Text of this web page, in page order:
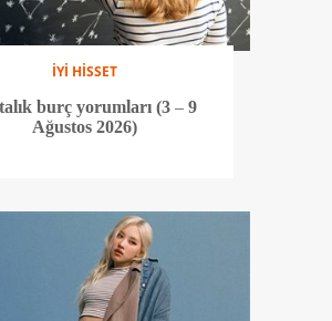
İYİ HİSSET
burç yorumları (3 – 9
Ağustos 2026)